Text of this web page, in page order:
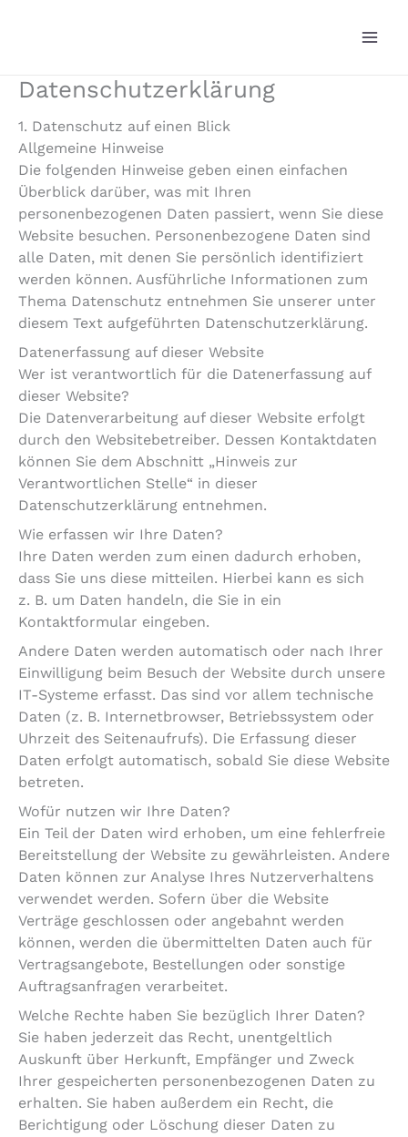
Datenschutzerklärung
1. Datenschutz auf einen Blick
Allgemeine Hinweise
Die folgenden Hinweise geben einen einfachen
Überblick darüber, was mit Ihren
personenbezogenen Daten passiert, wenn Sie diese
Website besuchen. Personenbezogene Daten sind
alle Daten, mit denen Sie persönlich identifiziert
werden können. Ausführliche Informationen zum
Thema Datenschutz entnehmen Sie unserer unter
diesem Text aufgeführten Datenschutzerklärung.
Datenerfassung auf dieser Website
Wer ist verantwortlich für die Datenerfassung auf
dieser Website?
Die Datenverarbeitung auf dieser Website erfolgt
durch den Websitebetreiber. Dessen Kontaktdaten
können Sie dem Abschnitt „Hinweis zur
Verantwortlichen Stelle“ in dieser
Datenschutzerklärung entnehmen.
Wie erfassen wir Ihre Daten?
Ihre Daten werden zum einen dadurch erhoben,
dass Sie uns diese mitteilen. Hierbei kann es sich
z. B. um Daten handeln, die Sie in ein
Kontaktformular eingeben.
Andere Daten werden automatisch oder nach Ihrer
Einwilligung beim Besuch der Website durch unsere
IT-Systeme erfasst. Das sind vor allem technische
Daten (z. B. Internetbrowser, Betriebssystem oder
Uhrzeit des Seitenaufrufs). Die Erfassung dieser
Daten erfolgt automatisch, sobald Sie diese Website
betreten.
Wofür nutzen wir Ihre Daten?
Ein Teil der Daten wird erhoben, um eine fehlerfreie
Bereitstellung der Website zu gewährleisten. Andere
Daten können zur Analyse Ihres Nutzerverhaltens
verwendet werden. Sofern über die Website
Verträge geschlossen oder angebahnt werden
können, werden die übermittelten Daten auch für
Vertragsangebote, Bestellungen oder sonstige
Auftragsanfragen verarbeitet.
Welche Rechte haben Sie bezüglich Ihrer Daten?
Sie haben jederzeit das Recht, unentgeltlich
Auskunft über Herkunft, Empfänger und Zweck
Ihrer gespeicherten personenbezogenen Daten zu
erhalten. Sie haben außerdem ein Recht, die
Berichtigung oder Löschung dieser Daten zu